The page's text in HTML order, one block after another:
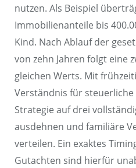
nutzen. Als Beispiel
Immobilienanteile bis
Kind. Nach Ablauf der
von zehn Jahren folgt eine
gleichen Werts. Mit
Verständnis für steuerliche
Strategie auf drei
ausdehnen und familiäre
verteilen. Ein exaktes
Gutachten sind hierfür